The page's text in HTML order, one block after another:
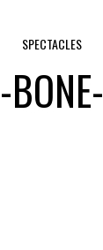
SPECTACLES